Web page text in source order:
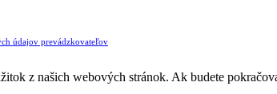
údajov prevádzkovateľov
z našich webových stránok. Ak budete